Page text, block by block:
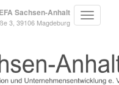
Sachsen-Anhalt
3, 39106 Magdeburg